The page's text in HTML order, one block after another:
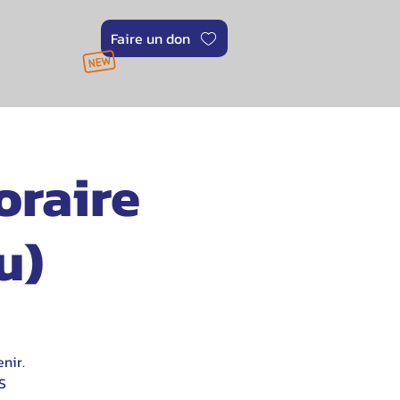
Faire un don